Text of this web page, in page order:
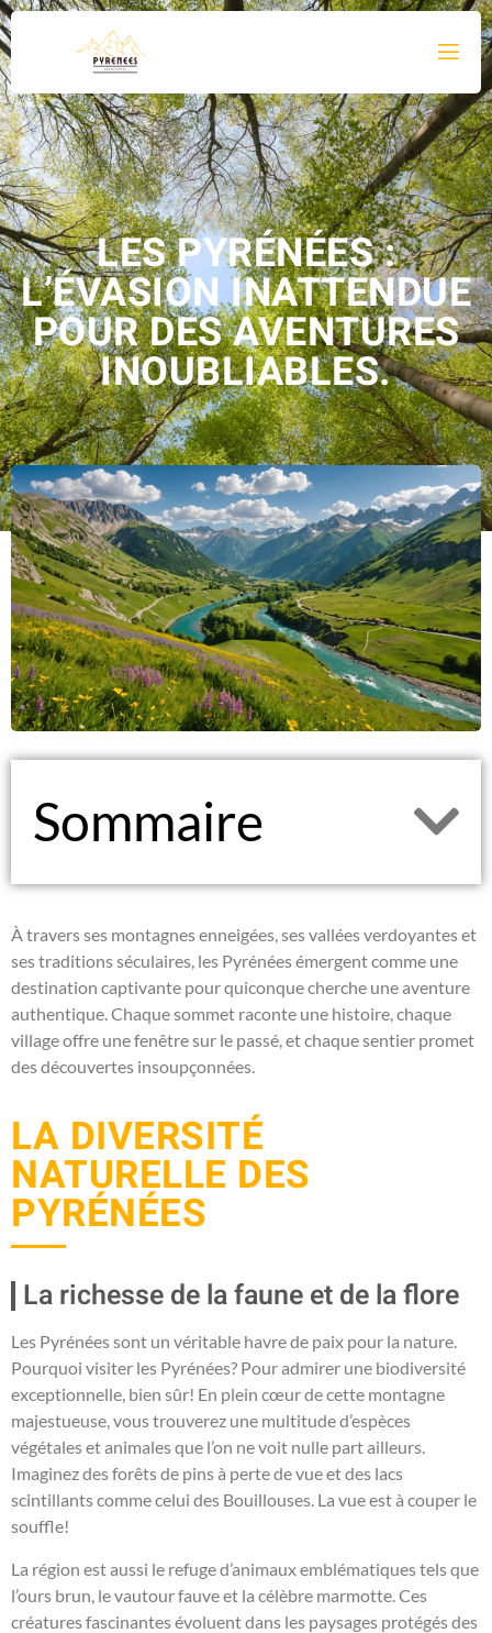
LES PYRÉNÉES :
L’ÉVASION INATTENDUE
POUR DES AVENTURES
INOUBLIABLES.
Sommaire
À travers ses montagnes enneigées, ses vallées verdoyantes et
ses traditions séculaires, les Pyrénées émergent comme une
destination captivante pour quiconque cherche une aventure
authentique. Chaque sommet raconte une histoire, chaque
village offre une fenêtre sur le passé, et chaque sentier promet
des découvertes insoupçonnées.
LA DIVERSITÉ
NATURELLE DES
PYRÉNÉES
La richesse de la faune et de la flore
Les Pyrénées sont un véritable havre de paix pour la nature.
Pourquoi visiter les Pyrénées? Pour admirer une biodiversité
exceptionnelle, bien sûr! En plein cœur de cette montagne
majestueuse, vous trouverez une multitude d’espèces
végétales et animales que l’on ne voit nulle part ailleurs.
Imaginez des forêts de pins à perte de vue et des lacs
scintillants comme celui des Bouillouses. La vue est à couper le
souffle!
La région est aussi le refuge d’animaux emblématiques tels que
l’ours brun, le vautour fauve et la célèbre marmotte. Ces
créatures fascinantes évoluent dans les paysages protégés des